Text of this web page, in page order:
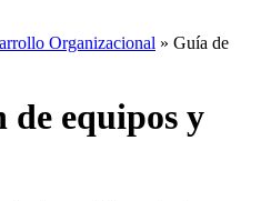
Organizacional » Guía de
de equipos y